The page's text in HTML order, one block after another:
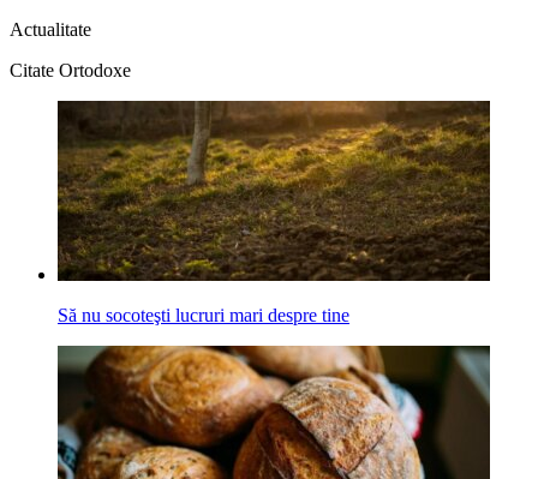
Actualitate
Citate Ortodoxe
Să nu socoteşti lucruri mari despre tine